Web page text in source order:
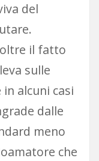
del
il fatto
sulle
alcuni casi
dalle
meno
che